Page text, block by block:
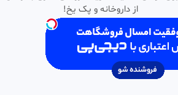
از داروخانه و پک یخ!